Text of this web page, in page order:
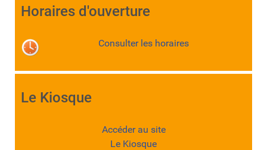
Horaires d'ouverture
Consulter les horaires
Le Kiosque
Accéder au site
Le Kiosque